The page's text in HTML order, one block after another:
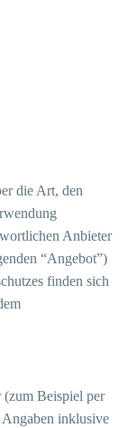
die Art, den
Anbieter
“Angebot”)
finden sich
Beispiel per
inklusive